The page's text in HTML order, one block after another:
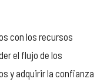
con los recursos
el flujo de los
y adquirir la confianza